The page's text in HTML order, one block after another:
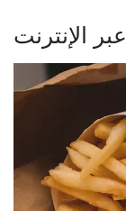
الإنترنت